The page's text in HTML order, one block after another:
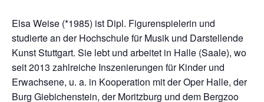
Elsa Weise (*1985) ist Dipl. Figurenspielerin und
studierte an der Hochschule für Musik und Darstellende
Kunst Stuttgart. Sie lebt und arbeitet in Halle (Saale), wo
seit 2013 zahlreiche Inszenierungen für Kinder und
Erwachsene, u. a. in Kooperation mit der Oper Halle, der
Burg Giebichenstein, der Moritzburg und dem Bergzoo